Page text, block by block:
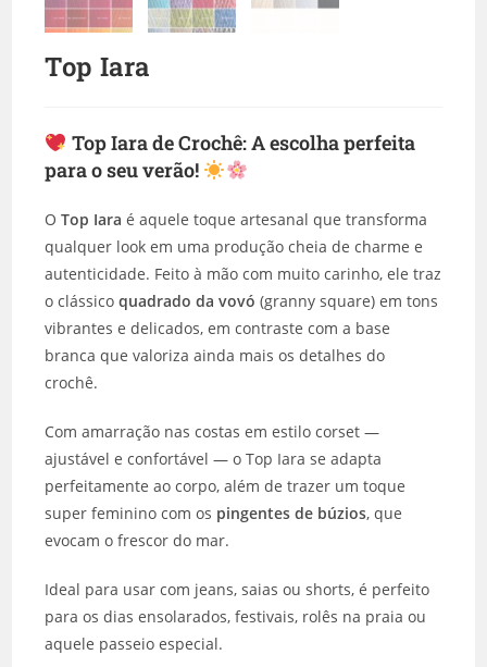
Top Iara
Top Iara de Crochê:A escolha perfeita
para o seu verão!
OTop Iara é aquele toque artesanal que transforma
qualquer look em uma produção cheia de charme e
autenticidade. Feito à mão com muito carinho, ele traz
o clássicoquadrado da vovó (granny square) em tons
vibrantes e delicados, em contraste com a base
branca que valoriza ainda mais os detalhes do
crochê.
Com amarração nas costas em estilo corset —
ajustável e confortável — o Top Iara se adapta
perfeitamente ao corpo, além de trazer um toque
super feminino com os pingentes de búzios, que
evocam o frescor do mar.
Ideal para usar com jeans, saias ou shorts, é perfeito
para os dias ensolarados, festivais, rolês na praia ou
aquele passeio especial.